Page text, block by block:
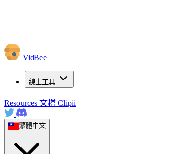
VidBee
線上工具
Resources 文檔 Clipii
繁體中文